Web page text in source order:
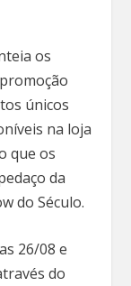
os
únicos
na loja
que os
da
do Século.
26/08 e
do